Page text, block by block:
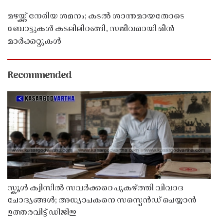
മഴയ്ക്ക് നേരിയ ശമനം; കടൽ ശാന്തമായതോടെ
ബോട്ടുകൾ കടലിലിറങ്ങി, സജീവമായി മീൻ
മാർക്കറ്റുകൾ
Recommended
സ്കൂൾ ക്വിസിൽ സവർക്കറെ പുകഴ്ത്തി വിവാദ
ചോദ്യങ്ങൾ; അധ്യാപകനെ സസ്പെൻഡ് ചെയ്യാൻ
ഉത്തരവിട്ട് ഡിജിഇ